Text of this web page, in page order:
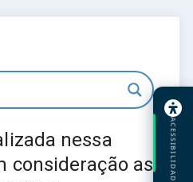
nessa
consideração as
ACESSIBILIDADE